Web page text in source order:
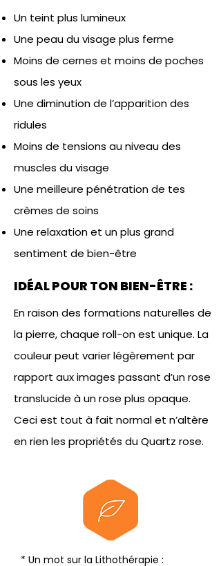
Un teint plus lumineux
Une peau du visage plus ferme
Moins de cernes et moins de poches
sous les yeux
Une diminution de l’apparition des
ridules
Moins de tensions au niveau des
muscles du visage
Une meilleure pénétration de tes
crèmes de soins
Une relaxation et un plus grand
sentiment de bien-être
IDÉAL POUR TON BIEN-ÊTRE :
En raison des formations naturelles de
la pierre, chaque roll-on est unique. La
couleur peut varier légèrement par
rapport aux images passant d’un rose
translucide à un rose plus opaque.
Ceci est tout à fait normal et n’altère
en rien les propriétés du Quartz rose.
* Un mot sur la Lithothérapie :